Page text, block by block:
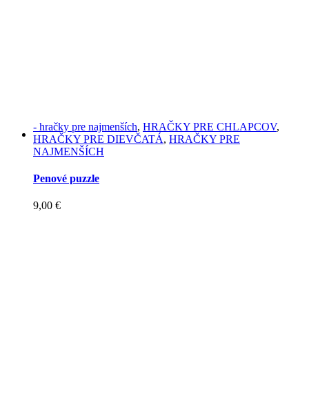
- hračky pre najmenších, HRAČKY PRE CHLAPCOV,
HRAČKY PRE DIEVČATÁ, HRAČKY PRE
NAJMENŠÍCH
Penové puzzle
9,00 €